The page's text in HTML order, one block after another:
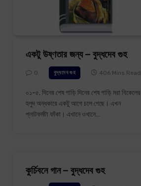
একটু উষ্ণতার জন্য – বুদ্ধদেব গুহ
0 বুদ্ধদেব গুহ 406 Mins Read
০১-৫. দিনের শেষ গাড়ি দিনের শেষ গাড়ি মরা বিকেলের
হলুদ অন্ধকারে একটু আগে চলে গেছে। এখন
প্লাটফর্মটা ফাঁকা। এখানে ওখানে…
কুর্চিবনে গান – বুদ্ধদেব গুহ